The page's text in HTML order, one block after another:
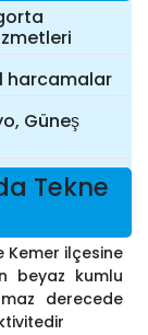
harcamalar
Güneş
Tekne
Kemer ilçesine
beyaz kumlu
derecede